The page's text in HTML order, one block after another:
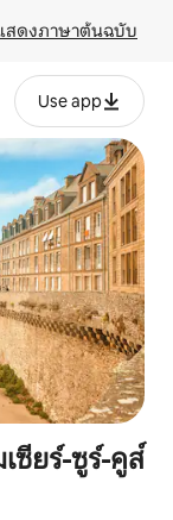
สดงภาษาต้นฉบับ
Use app
ซียร์-ซูร์-คูส์